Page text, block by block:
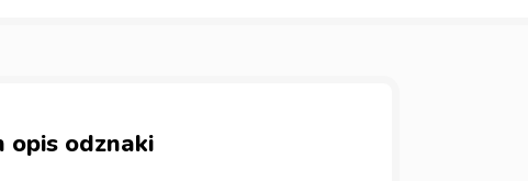
opis odznaki